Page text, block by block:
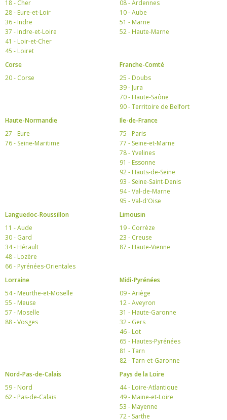
18 - Cher
28 - Eure-et-Loir
36 - Indre
37 - Indre-et-Loire
41 - Loir-et-Cher
45 - Loiret
08 - Ardennes
10 - Aube
51 - Marne
52 - Haute-Marne
Corse
20 - Corse
Franche-Comté
25 - Doubs
39 - Jura
70 - Haute-Saône
90 - Territoire de Belfort
Haute-Normandie
27 - Eure
76 - Seine-Maritime
Ile-de-France
75 - Paris
77 - Seine-et-Marne
78 - Yvelines
91 - Essonne
92 - Hauts-de-Seine
93 - Seine-Saint-Denis
94 - Val-de-Marne
95 - Val-d'Oise
Languedoc-Roussillon
11 - Aude
30 - Gard
34 - Hérault
48 - Lozère
66 - Pyrénées-Orientales
Limousin
19 - Corrèze
23 - Creuse
87 - Haute-Vienne
Lorraine
54 - Meurthe-et-Moselle
55 - Meuse
57 - Moselle
88 - Vosges
Midi-Pyrénées
09 - Ariège
12 - Aveyron
31 - Haute-Garonne
32 - Gers
46 - Lot
65 - Hautes-Pyrénées
81 - Tarn
82 - Tarn-et-Garonne
Nord-Pas-de-Calais
59 - Nord
62 - Pas-de-Calais
Pays de la Loire
44 - Loire-Atlantique
49 - Maine-et-Loire
53 - Mayenne
72 - Sarthe